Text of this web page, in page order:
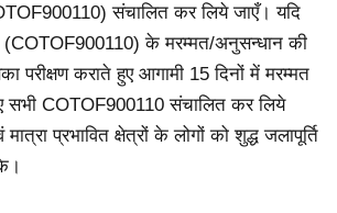
संचालित कर लिये जाएँ। यदि
(COTOF900110) के मरम्मत/अनुसन्धान की
परीक्षण कराते हुए आगामी 15 दिनों में मरम्मत
सभी COTOF900110 संचालित कर लिये
प्रभावित क्षेत्रों के लोगों को शुद्ध जलापूर्ति